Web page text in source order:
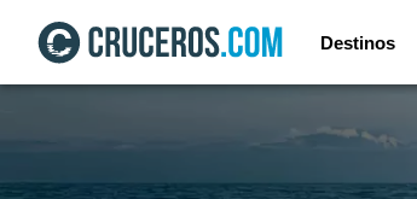
Destinos